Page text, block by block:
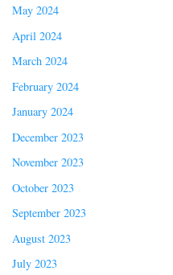
May 2024
April 2024
March 2024
February 2024
January 2024
December 2023
November 2023
October 2023
September 2023
August 2023
July 2023